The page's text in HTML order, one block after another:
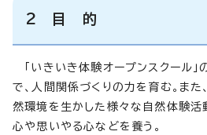
2 目 的
「いきいき体験オープンスクール」
で、人間関係づくりの力を育む。また
然環境を生かした様々な自然体験活
心や思いやる心などを養う。